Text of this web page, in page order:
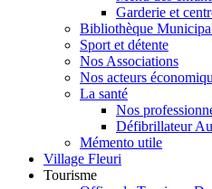
Garderie et
Bibliothèque
Sport et détente
Nos Associations
Nos acteurs
La santé
Nos
Défibrillateur
Mémento utile
Village Fleuri
Tourisme